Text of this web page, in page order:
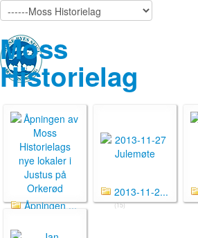
Moss
Historielag
Åpningen ...
2013-11-2...
(15)